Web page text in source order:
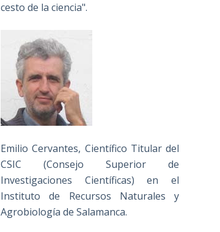
cesto de la ciencia".
Emilio Cervantes, Científico Titular del
CSIC (Consejo Superior de
Investigaciones Científicas) en el
Instituto de Recursos Naturales y
Agrobiología de Salamanca.